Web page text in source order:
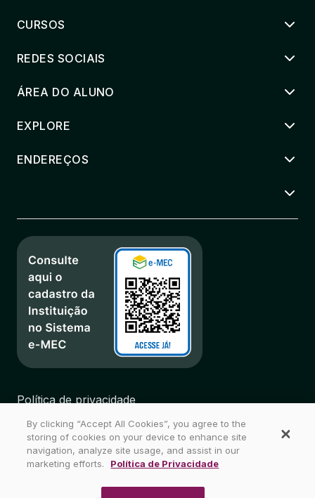
CURSOS
REDES SOCIAIS
ÁREA DO ALUNO
EXPLORE
ENDEREÇOS
Política de privacidade
Biblioteca
Mapa do Site
By clicking “Accept All Cookies”, you agree to the
storing of cookies on your device to enhance site
navigation, analyze site usage, and assist in our
marketing efforts.
Política de Privacidade